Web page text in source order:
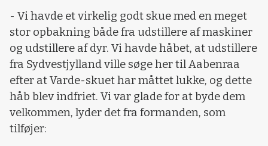
- Vi havde et virkelig godt skue med en meget
stor opbakning både fra udstillere af maskiner
og udstillere af dyr. Vi havde håbet, at udstillere
fra Sydvestjylland ville søge her til Aabenraa
efter at Varde-skuet har måttet lukke, og dette
håb blev indfriet. Vi var glade for at byde dem
velkommen, lyder det fra formanden, som
tilføjer: